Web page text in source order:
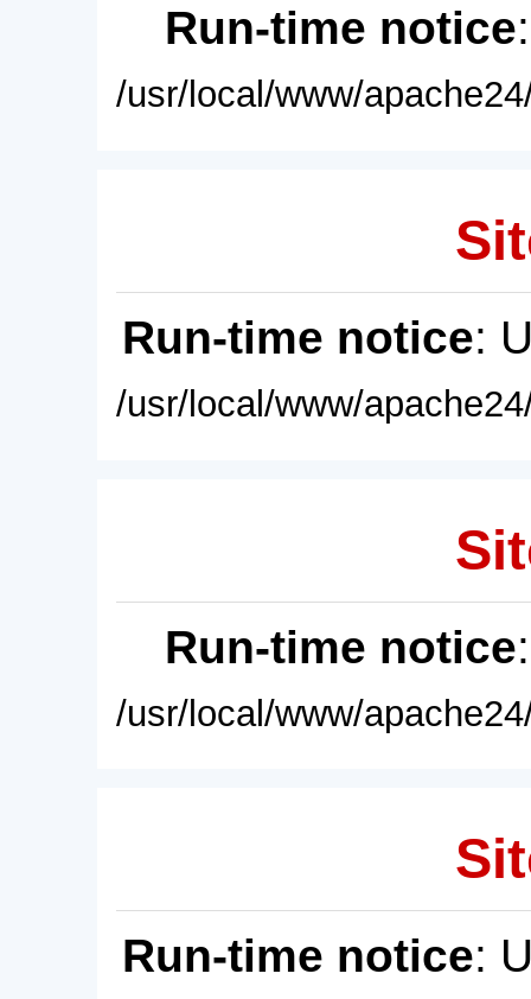
Run-time notice
/usr/local/www/
Run-time notice:
/usr/local/www/
Run-time notice
/usr/local/www/
Run-time notice: